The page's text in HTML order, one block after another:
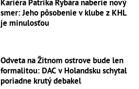
Kariéra Patrika Rybára naberie nový
smer: Jeho pôsobenie v klube z KHL
je minulosťou
Odveta na Žitnom ostrove bude len
formalitou: DAC v Holandsku schytal
poriadne krutý debakel